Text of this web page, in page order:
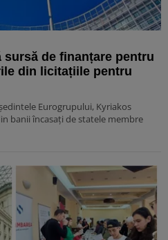
de finanțare pentru
din licitațiile pentru
Eurogrupului, Kyriakos
banii încasați de statele membre